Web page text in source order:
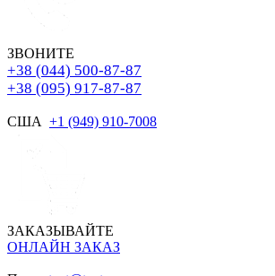
ЗВОНИТЕ
+38 (044) 500-87-87
+38 (095) 917-87-87
США +1 (949) 910-7008
ЗАКАЗЫВАЙТЕ
ОНЛАЙН ЗАКАЗ